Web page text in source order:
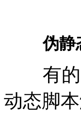
伪静
有的朋
动态脚